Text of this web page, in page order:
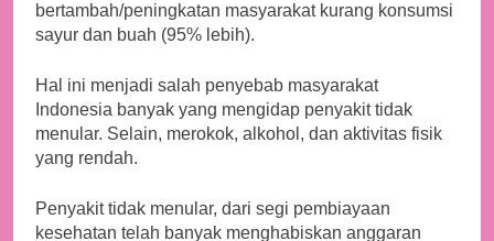
bertambah/peningkatan masyarakat kurang konsumsi
sayur dan buah (95% lebih).
Hal ini menjadi salah penyebab masyarakat
Indonesia banyak yang mengidap penyakit tidak
menular. Selain, merokok, alkohol, dan aktivitas fisik
yang rendah.
Penyakit tidak menular, dari segi pembiayaan
kesehatan telah banyak menghabiskan anggaran